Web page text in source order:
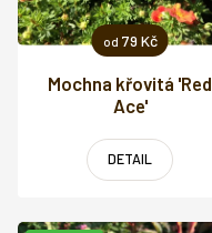
od 79 Kč
Mochna křovitá 'Red
Ace'
DETAIL